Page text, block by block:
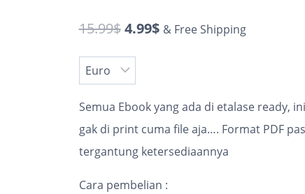
15.99$ 4.99$ & Free Shipping
Semua Ebook yang ada di etalase ready,
gak di print cuma file aja…. Format PDF
tergantung ketersediaannya
Cara pembelian :